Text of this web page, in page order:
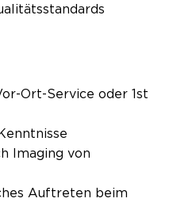
Ort-Service oder 1st
Imaging von
Auftreten beim